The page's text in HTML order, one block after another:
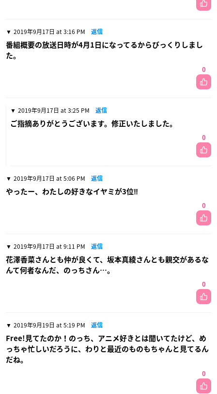
2019年9月17日 at 3:16 PM 返信
番組概要の放送日時が4月1日になってるからびっくりしまし
た。
0
2019年9月17日 at 3:25 PM 返信
ご指摘ありがとうございます。修正いたしました。
0
2019年9月17日 at 5:06 PM 返信
やったー、わたしの好きなイヤミが3位‼️
0
2019年9月17日 at 9:11 PM 返信
花澤香菜さんとも仲が良くて、坂本真綾さんとも親交があるな
んて何者なんだ、のっちさん…。
0
2019年9月19日 at 5:19 PM 返信
Free!見てたのか！のっち、アニメ好きとは聞いてたけど、め
っちゃ忙しいだろうに、わりと最近のものもちゃんと見てるん
だね。
0